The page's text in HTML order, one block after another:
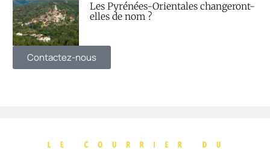
Les Pyrénées-Orientales changeront-
elles de nom ?
Contactez-nous